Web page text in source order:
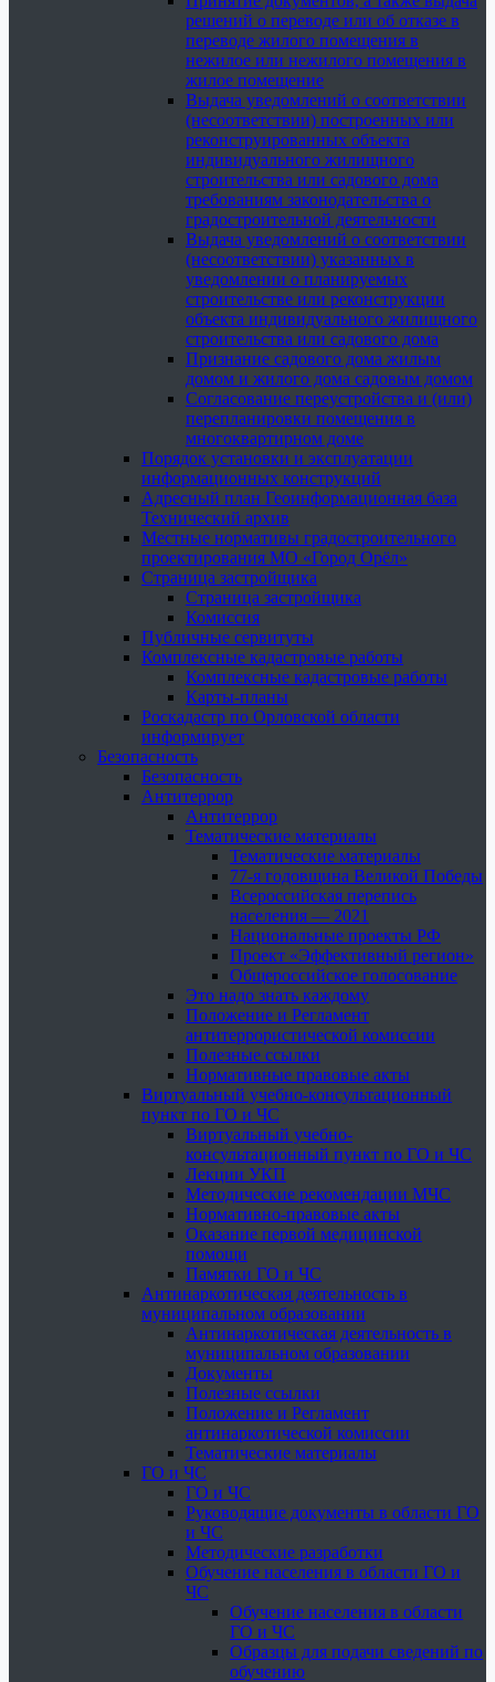
решений о переводе или об отказе в
переводе жилого помещения в
нежилое или нежилого помещения в
жилое помещение
Выдача уведомлений о соответствии
(несоответствии) построенных или
реконструированных объекта
индивидуального жилищного
строительства или садового дома
требованиям законодательства о
градостроительной деятельности
Выдача уведомлений о соответствии
(несоответствии) указанных в
уведомлении о планируемых
строительстве или реконструкции
объекта индивидуального жилищного
строительства или садового дома
Признание садового дома жилым
домом и жилого дома садовым домом
Согласование переустройства и (или)
перепланировки помещения в
многоквартирном доме
Порядок установки и эксплуатации
информационных конструкций
Адресный план Геоинформационная база
Технический архив
Местные нормативы градостроительного
проектирования МО «Город Орёл»
Страница застройщика
Страница застройщика
Комиссия
Публичные сервитуты
Комплексные кадастровые работы
Комплексные кадастровые работы
Карты-планы
Роскадастр по Орловской области
информирует
Безопасность
Безопасность
Антитеррор
Антитеррор
Тематические материалы
Тематические материалы
77-я годовщина Великой Победы
Всероссийская перепись
населения — 2021
Национальные проекты РФ
Проект «Эффективный регион»
Общероссийское голосование
Это надо знать каждому
Положение и Регламент
антитеррористической комиссии
Полезные ссылки
Нормативные правовые акты
Виртуальный учебно-консультационный
пункт по ГО и ЧС
Виртуальный учебно-
консультационный пункт по ГО и ЧС
Лекции УКП
Методические рекомендации МЧС
Нормативно-правовые акты
Оказание первой медицинской
помощи
Памятки ГО и ЧС
Антинаркотическая деятельность в
муниципальном образовании
Антинаркотическая деятельность в
муниципальном образовании
Документы
Полезные ссылки
Положение и Регламент
антинаркотической комиссии
Тематические материалы
ГО и ЧС
ГО и ЧС
Руководящие документы в области ГО
и ЧС
Методические разработки
Обучение населения в области ГО и
ЧС
Обучение населения в области
ГО и ЧС
Образцы для подачи сведений по
обучению